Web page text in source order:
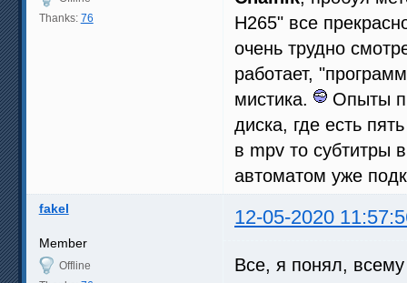
Thanks: 76
H265" все
очень трудно
работает,
мистика.
Опыты
диска, где есть
в mpv то субтитры
автоматом уже
fakel 12-05-2020
Member
Offline
Все, я понял,